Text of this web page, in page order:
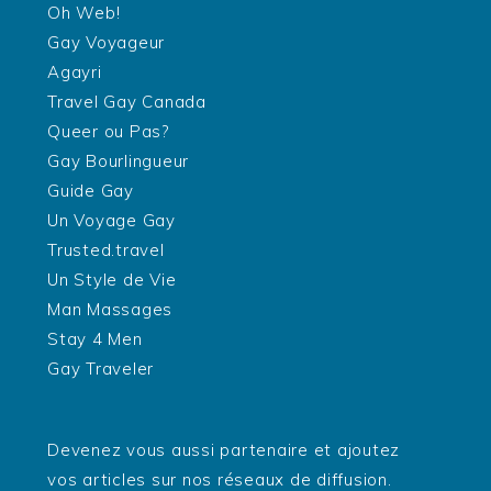
Oh Web!
Gay Voyageur
Agayri
Travel Gay Canada
Queer ou Pas?
Gay Bourlingueur
Guide Gay
Un Voyage Gay
Trusted.travel
Un Style de Vie
Man Massages
Stay 4 Men
Gay Traveler
Devenez vous aussi partenaire et ajoutez
vos articles sur nos réseaux de diffusion.